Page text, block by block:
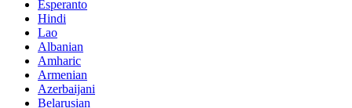
Esperanto
Hindi
Lao
Albanian
Amharic
Armenian
Azerbaijani
Belarusian